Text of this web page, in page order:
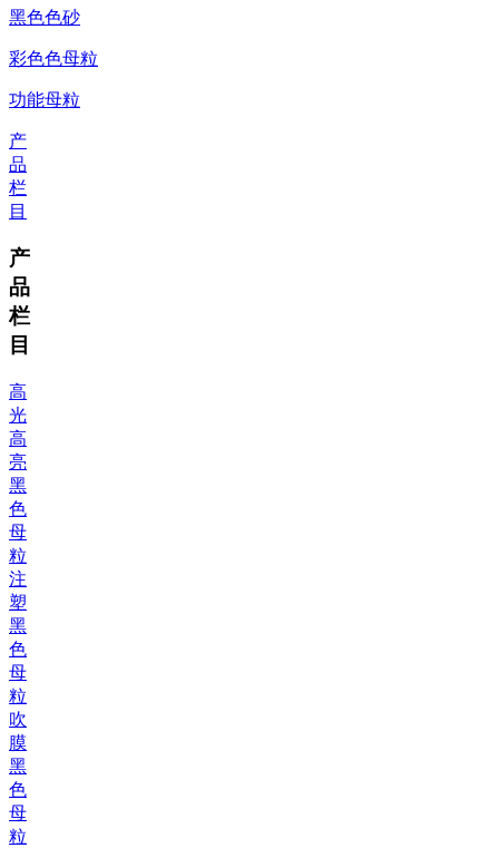
黑色色砂
彩色色母粒
功能母粒
产
品
栏
目
产
品
栏
目
高
光
高
亮
黑
色
母
粒
注
塑
黑
色
母
粒
吹
膜
黑
色
母
粒